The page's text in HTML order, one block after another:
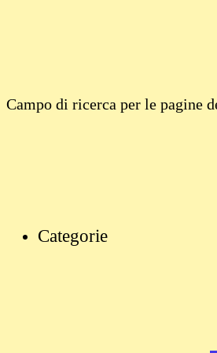
Campo di ricerca per le pagine
Categorie